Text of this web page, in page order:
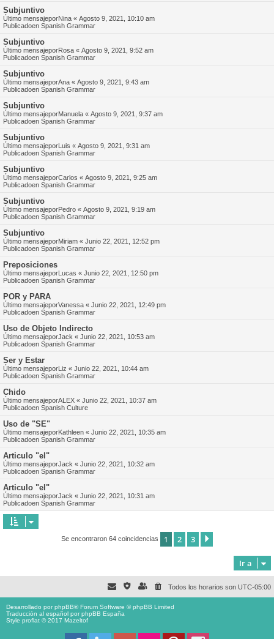
Subjuntivo
Último mensajeporNina « Agosto 9, 2021, 10:10 am
Publicadoen Spanish Grammar
Subjuntivo
Último mensajeporRosa « Agosto 9, 2021, 9:52 am
Publicadoen Spanish Grammar
Subjuntivo
Último mensajeporAna « Agosto 9, 2021, 9:43 am
Publicadoen Spanish Grammar
Subjuntivo
Último mensajeporManuela « Agosto 9, 2021, 9:37 am
Publicadoen Spanish Grammar
Subjuntivo
Último mensajeporLuis « Agosto 9, 2021, 9:31 am
Publicadoen Spanish Grammar
Subjuntivo
Último mensajeporCarlos « Agosto 9, 2021, 9:25 am
Publicadoen Spanish Grammar
Subjuntivo
Último mensajeporPedro « Agosto 9, 2021, 9:19 am
Publicadoen Spanish Grammar
Subjuntivo
Último mensajeporMiriam « Junio 22, 2021, 12:52 pm
Publicadoen Spanish Grammar
Preposiciones
Último mensajeporLucas « Junio 22, 2021, 12:50 pm
Publicadoen Spanish Grammar
POR y PARA
Último mensajeporVanessa « Junio 22, 2021, 12:49 pm
Publicadoen Spanish Grammar
Uso de Objeto Indirecto
Último mensajeporJack « Junio 22, 2021, 10:53 am
Publicadoen Spanish Grammar
Ser y Estar
Último mensajeporLiz « Junio 22, 2021, 10:44 am
Publicadoen Spanish Grammar
Chido
Último mensajeporALEX « Junio 22, 2021, 10:37 am
Publicadoen Spanish Culture
Uso de "SE"
Último mensajeporKathleen « Junio 22, 2021, 10:35 am
Publicadoen Spanish Grammar
Articulo "el"
Último mensajeporJack « Junio 22, 2021, 10:32 am
Publicadoen Spanish Grammar
Articulo "el"
Último mensajeporJack « Junio 22, 2021, 10:31 am
Publicadoen Spanish Grammar
Se encontraron 64 coincidencias 1 2 3
Ir a
Todos los horarios son UTC-05:00
Desarrollado porphpBB® Forum Software © phpBB Limited
Traducción al español porphpBB España
Style proflat © 2017 Mazeltof